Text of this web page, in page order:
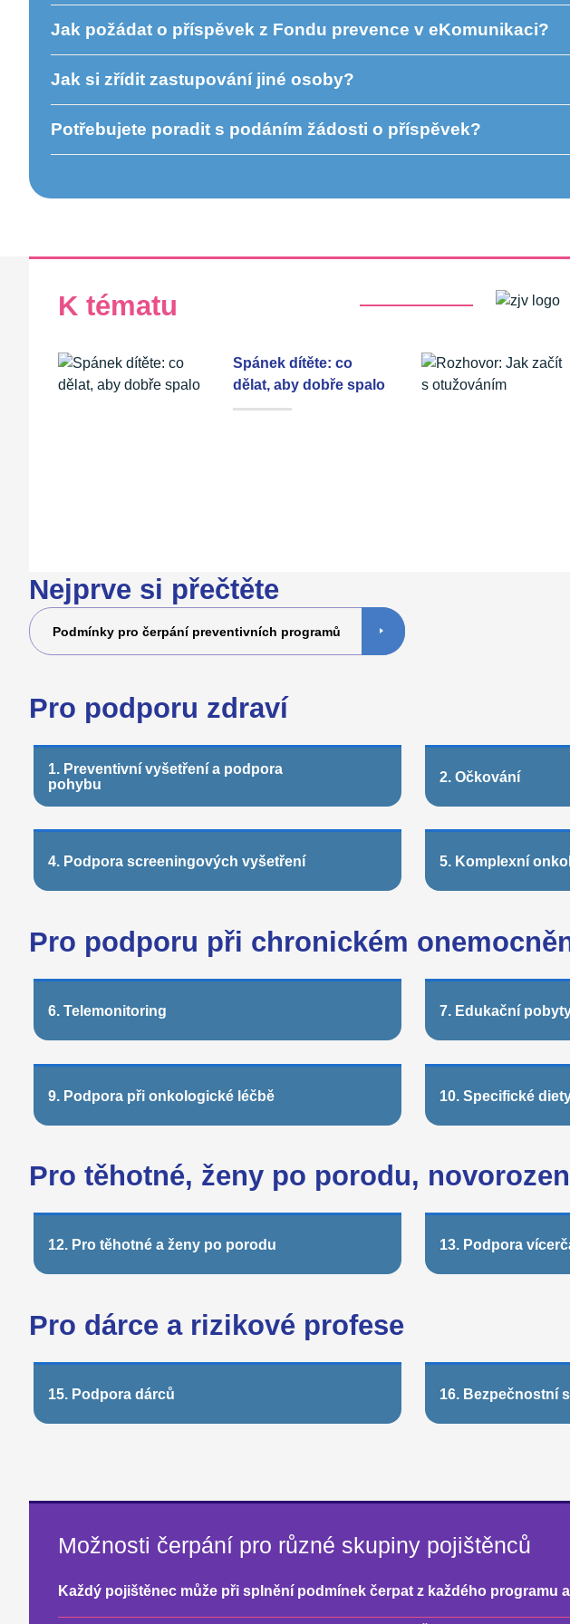
Jak požádat o příspěvek z Fondu prevence v eKomunikaci?
Jak si zřídit zastupování jiné osoby?
Potřebujete poradit s podáním žádosti o příspěvek?
K tématu
Spánek dítěte: co
dělat, aby dobře spalo
Nejprve si přečtěte
Podmínky pro čerpání preventivních programů
Pro podporu zdraví
1. Preventivní vyšetření a podpora
pohybu
2. Očkování
4. Podpora screeningových vyšetření 5. Komplexní
Pro podporu při chronickém
6. Telemonitoring 7. Edukační
9. Podpora při onkologické léčbě 10. Specifické
Pro těhotné, ženy po porodu,
12. Pro těhotné a ženy po porodu 13. Podpora
Pro dárce a rizikové profese
15. Podpora dárců 16. Bezpečnostní
Možnosti čerpání pro různé skupiny pojištěnců
Každý pojištěnec může při splnění podmínek čerpat z každého programu